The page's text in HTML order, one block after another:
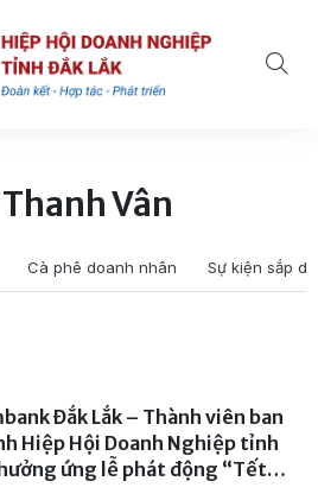
Thanh Vân
Cà phê doanh nhân Sự kiện sắp
Đắk Lắk – Thành viên ban
Hiệp Hội Doanh Nghiệp tỉnh
ứng lễ phát động “Tết